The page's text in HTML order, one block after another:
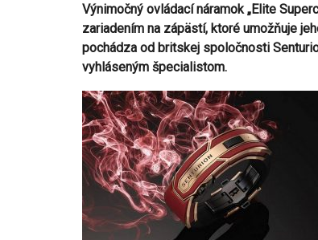
Výnimočný ovládací náramok „Elite
zariadením na zápästí, ktoré umožňuje
pochádza od britskej spoločnosti
vyhláseným špecialistom.